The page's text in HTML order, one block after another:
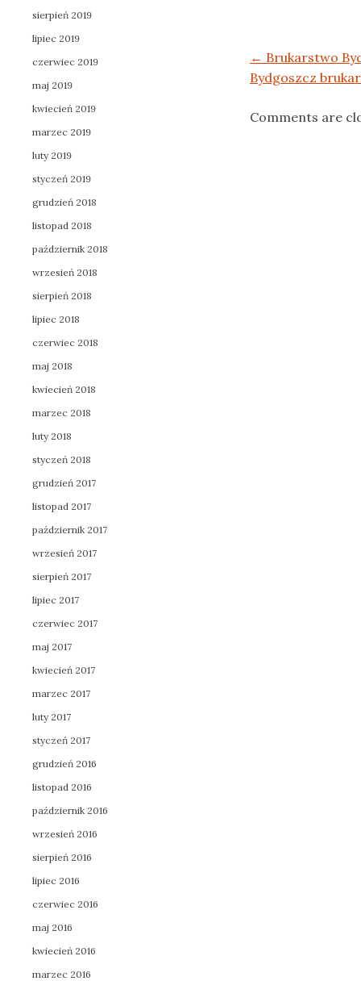
Post navigation
← Brukarstwo
Bydgoszcz
Comments are
sierpień 2019
lipiec 2019
czerwiec 2019
maj 2019
kwiecień 2019
marzec 2019
luty 2019
styczeń 2019
grudzień 2018
listopad 2018
październik 2018
wrzesień 2018
sierpień 2018
lipiec 2018
czerwiec 2018
maj 2018
kwiecień 2018
marzec 2018
luty 2018
styczeń 2018
grudzień 2017
listopad 2017
październik 2017
wrzesień 2017
sierpień 2017
lipiec 2017
czerwiec 2017
maj 2017
kwiecień 2017
marzec 2017
luty 2017
styczeń 2017
grudzień 2016
listopad 2016
październik 2016
wrzesień 2016
sierpień 2016
lipiec 2016
czerwiec 2016
maj 2016
kwiecień 2016
marzec 2016